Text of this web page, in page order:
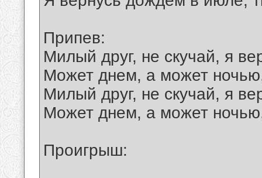
Припев:
Милый друг, не скучай, я
Может днем, а может
Милый друг, не скучай, я
Может днем, а может
Проигрыш: